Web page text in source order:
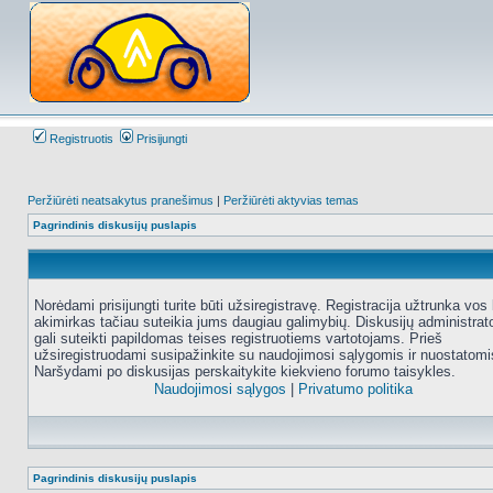
Registruotis Prisijungti
Peržiūrėti neatsakytus pranešimus | Peržiūrėti aktyvias temas
Pagrindinis diskusijų puslapis
Norėdami prisijungti turite būti užsiregistravę. Registracija užtrunka vos
akimirkas tačiau suteikia jums daugiau galimybių. Diskusijų
gali suteikti papildomas teises registruotiems vartotojams. Prieš
užsiregistruodami susipažinkite su naudojimosi sąlygomis ir
Naršydami po diskusijas perskaitykite kiekvieno forumo taisykles.
Naudojimosi sąlygos
Privatumo politika
Pagrindinis diskusijų puslapis